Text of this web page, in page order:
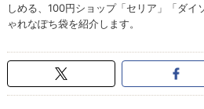
しめる、100円ショップ「セリア」「ダイ
ゃれなぽち袋を紹介します。